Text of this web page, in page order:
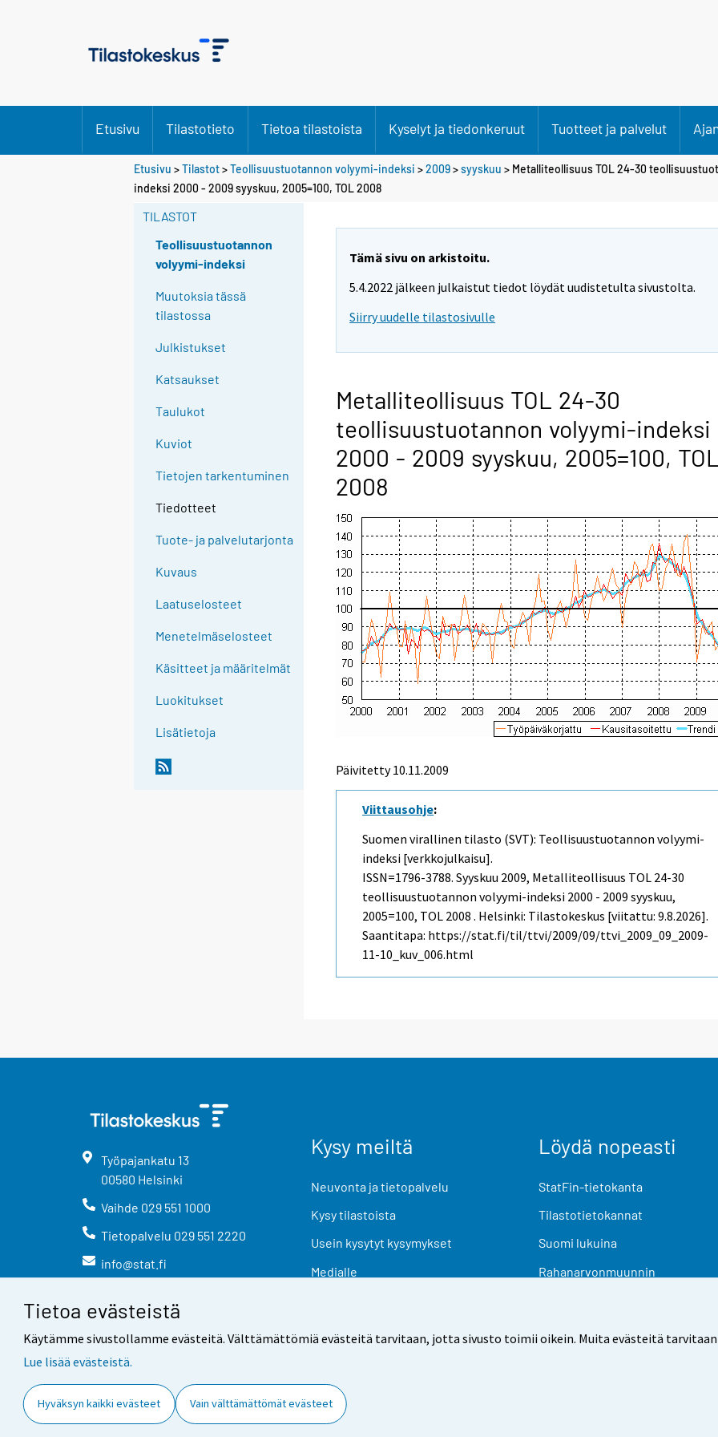
Tietoa evästeistä
Käytämme sivustollamme evästeitä. Välttämättömiä evästeitä tarvitaan, jotta sivusto toimii oikein. Muita evästeitä
Lue lisää evästeistä.
Hyväksyn kaikki evästeet Vain välttämättömät evästeet
Etusivu Tilastotieto Tietoa tilastoista Kyselyt ja tiedonkeruut Tuotteet ja palvelut
Etusivu >Tilastot>Teollisuustuotannon volyymi-indeksi >2009>syyskuu > Metalliteollisuus TOL 24-30
indeksi 2000 - 2009 syyskuu, 2005=100, TOL 2008
TILASTOT
Teollisuustuotannon
volyymi-indeksi
Muutoksia tässä
tilastossa
Julkistukset
Katsaukset
Taulukot
Kuviot
Tietojen tarkentuminen
Tiedotteet
Tuote- ja palvelutarjonta
Kuvaus
Laatuselosteet
Menetelmäselosteet
Käsitteet ja määritelmät
Luokitukset
Lisätietoja
Tämä sivu on arkistoitu.
5.4.2022 jälkeen julkaistut tiedot löydät uudistetulta sivustolta.
Siirry uudelle tilastosivulle
Metalliteollisuus TOL 24-30
teollisuustuotannon volyymi-indeksi
2000 - 2009 syyskuu, 2005=100,
2008
Päivitetty10.11.2009
Viittausohje:
Suomen virallinen tilasto (SVT): Teollisuustuotannon volyymi-
indeksi [verkkojulkaisu].
ISSN=1796-3788.Syyskuu 2009, Metalliteollisuus TOL 24-30
teollisuustuotannon volyymi-indeksi 2000 - 2009 syyskuu,
2005=100, TOL 2008 . Helsinki: Tilastokeskus [viitattu: 9.8.2026].
Saantitapa: https://stat.fi/til/ttvi/2009/09/ttvi_2009_09_2009-
11-10_kuv_006.html
Työpajankatu 13
00580 Helsinki
Vaihde 029 551 1000
Tietopalvelu 029 551 2220
info@stat.fi
Kysy meiltä
Neuvonta ja tietopalvelu
Kysy tilastoista
Usein kysytyt kysymykset
Medialle
Löydä nopeasti
StatFin-tietokanta
Tilastotietokannat
Suomi lukuina
Rahanarvonmuunnin
Yhteystiedot Palaute